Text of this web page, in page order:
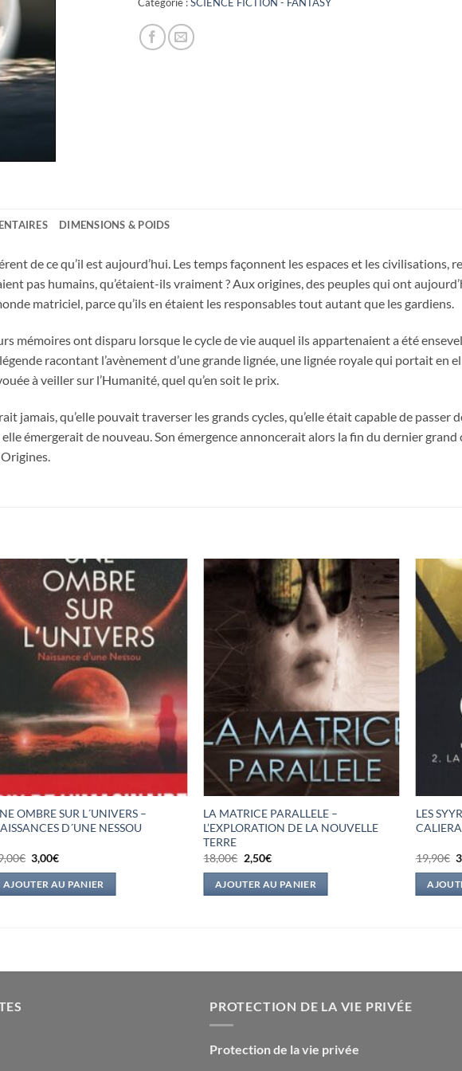
DIMENSIONS & POIDS
de ce qu’il est aujourd’hui. Les temps façonnent les espaces et les civilisations,
pas humains, qu’étaient-ils vraiment ? Aux origines, des peuples qui ont
matriciel, parce qu’ils en étaient les responsables tout autant que les gardiens.
mémoires ont disparu lorsque le cycle de vie auquel ils appartenaient a été
racontant l’avènement d’une grande lignée, une lignée royale qui portait en
à veiller sur l’Humanité, quel qu’en soit le prix.
jamais, qu’elle pouvait traverser les grands cycles, qu’elle était capable de passer
elle émergerait de nouveau. Son émergence annoncerait alors la fin du dernier
OMBRE SUR L´UNIVERS –
D´UNE NESSOU
€ Le
prix
initial
était :
3,00€Le
actuel
est :
AJOUTER AU PANIER
LA MATRICE PARALLELE –
L’EXPLORATION DE LA NOUVELLE
TERRE
18,00€ Le
prix
initial
était :
2,50€Le
actuel
est :
AJOUTER AU PANIER
LES
CALIERA
19,90€
PROTECTION DE LA VIE PRIVÉE
Protection de la vie privée